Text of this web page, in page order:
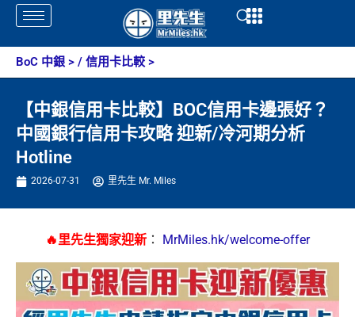
Skip
content
Open
BoC 中銀 > / 信用卡比較 >
【中銀信用卡比較】BOC信用卡邊張好？
中國銀行信用卡攻略 迎新/冷河期分析
Hotline
2026-07-31 里先生 Mr. Miles
🔥里先生獨家迎新 ： MrMiles.hk/welcome-offer